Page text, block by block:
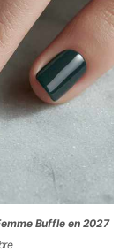
Buffle en 2027